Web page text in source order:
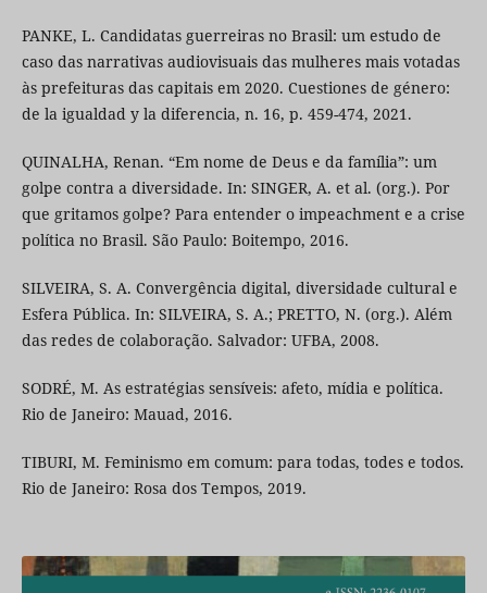
PANKE, L. Candidatas guerreiras no Brasil: um estudo de
caso das narrativas audiovisuais das mulheres mais votadas
às prefeituras das capitais em 2020. Cuestiones de género:
de la igualdad y la diferencia, n. 16, p. 459-474, 2021.
QUINALHA, Renan. “Em nome de Deus e da família”: um
golpe contra a diversidade. In: SINGER, A. et al. (org.). Por
que gritamos golpe? Para entender o impeachment e a crise
política no Brasil. São Paulo: Boitempo, 2016.
SILVEIRA, S. A. Convergência digital, diversidade cultural e
Esfera Pública. In: SILVEIRA, S. A.; PRETTO, N. (org.). Além
das redes de colaboração. Salvador: UFBA, 2008.
SODRÉ, M. As estratégias sensíveis: afeto, mídia e política.
Rio de Janeiro: Mauad, 2016.
TIBURI, M. Feminismo em comum: para todas, todes e todos.
Rio de Janeiro: Rosa dos Tempos, 2019.